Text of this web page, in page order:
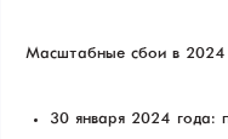
Масштабные сбои в 2024
30 января 2024 года: